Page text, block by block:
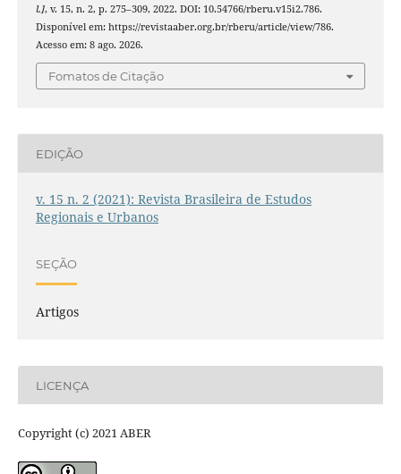
l.], v. 15, n. 2, p. 275–309, 2022. DOI: 10.54766/rberu.v15i2.786.
Disponível em: https://revistaaber.org.br/rberu/article/view/786.
Acesso em: 8 ago. 2026.
Fomatos de Citação
EDIÇÃO
v. 15 n. 2 (2021): Revista Brasileira de Estudos
Regionais e Urbanos
SEÇÃO
Artigos
LICENÇA
Copyright (c) 2021 ABER